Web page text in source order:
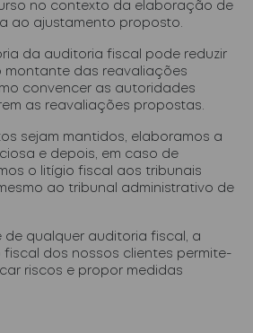
no contexto da elaboração de
ao ajustamento proposto.
da auditoria fiscal pode reduzir
montante das reavaliações
convencer as autoridades
as reavaliações propostas.
sejam mantidos, elaboramos a
e depois, em caso de
o litígio fiscal aos tribunais
ao tribunal administrativo de
de qualquer auditoria fiscal, a
dos nossos clientes permite-
riscos e propor medidas